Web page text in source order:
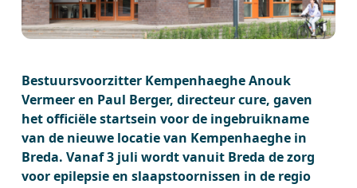
Bestuursvoorzitter Kempenhaeghe Anouk
Vermeer en Paul Berger, directeur cure, gaven
het officiële startsein voor de ingebruikname
van de nieuwe locatie van Kempenhaeghe in
Breda. Vanaf 3 juli wordt vanuit Breda de zorg
voor epilepsie en slaapstoornissen in de regio